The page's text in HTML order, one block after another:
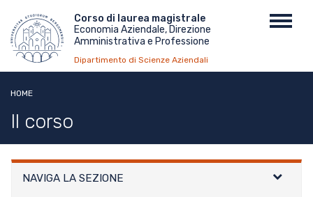
contenuto
principale
Menu
top
Corso di laurea magistrale
Economia Aziendale, Direzione
Amministrativa e Professione
Dipartimento di Scienze Aziendali
HOME
Il corso
NAVIGA LA SEZIONE